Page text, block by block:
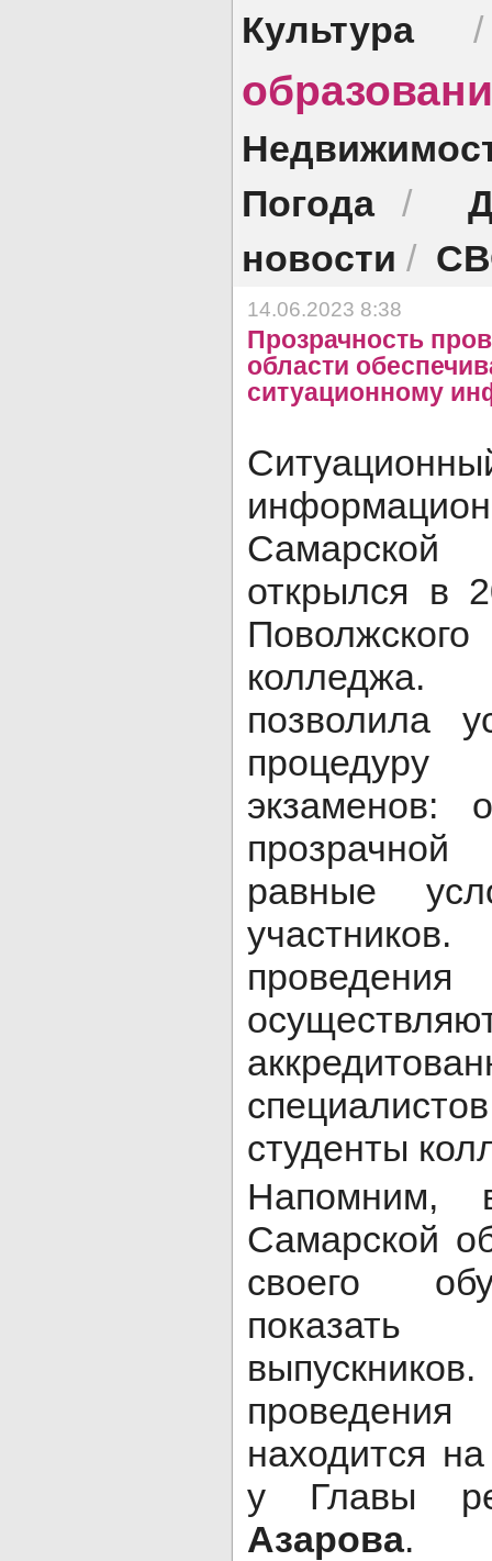
Культура
Погода/
новости /
14.06.2023 8:38
Прозрачность
области
ситуационному
открылся в
Поволжского
позволила
экзаменов:
равные
студенты
Самарской
своего
находится
у Главы
Азарова.